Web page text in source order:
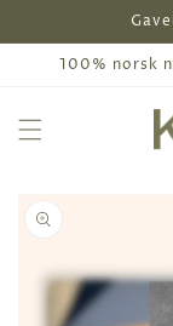
innholdet
100% norsk